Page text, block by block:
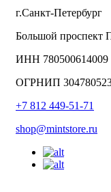
г.Санкт-Петербург
Большой проспект
ИНН 780500614009
ОГРНИП
+7 812 449-51-71
shop@mintstore.ru